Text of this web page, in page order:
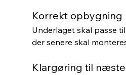
Korrekt opbygning
Underlaget skal passe
der senere skal
Klargøring til